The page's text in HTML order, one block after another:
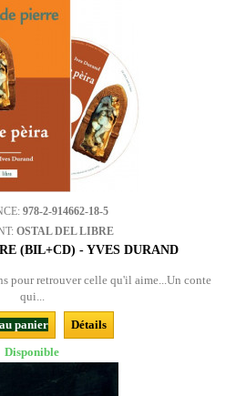
978-2-914662-18-5
OSTAL DEL LIBRE
(BIL+CD) - YVES DURAND
pour retrouver celle qu'il aime...Un conte
qui...
panier
Détails
Disponible